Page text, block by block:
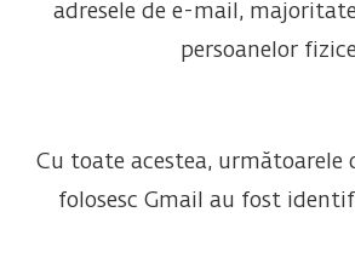
adresele de e-mail,
persoanelor
Cu toate acestea, următoarele
folosesc Gmail au fost